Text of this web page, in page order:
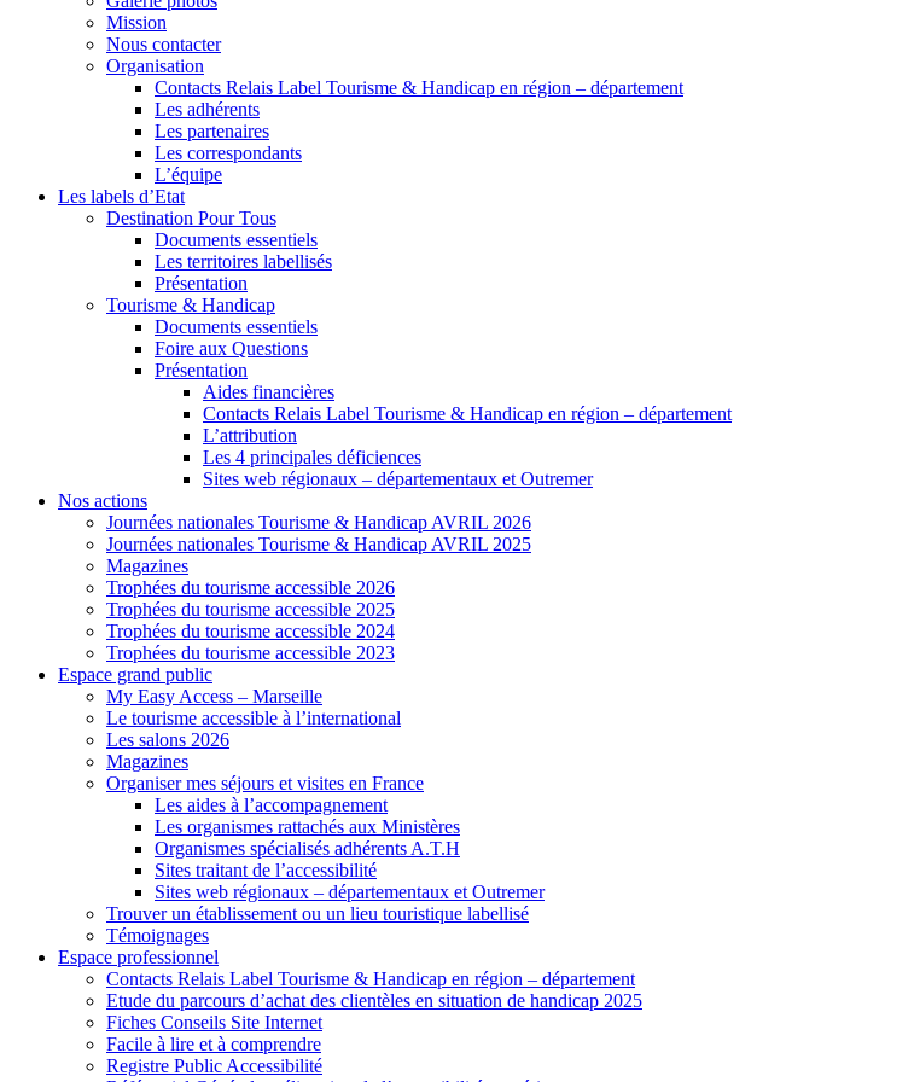
Mission
Nous contacter
Organisation
Contacts Relais Label Tourisme & Handicap en région – département
Les adhérents
Les partenaires
Les correspondants
L’équipe
Les labels d’Etat
Destination Pour Tous
Documents essentiels
Les territoires labellisés
Présentation
Tourisme & Handicap
Documents essentiels
Foire aux Questions
Présentation
Aides financières
Contacts Relais Label Tourisme & Handicap en région – département
L’attribution
Les 4 principales déficiences
Sites web régionaux – départementaux et Outremer
Nos actions
Journées nationales Tourisme & Handicap AVRIL 2026
Journées nationales Tourisme & Handicap AVRIL 2025
Magazines
Trophées du tourisme accessible 2026
Trophées du tourisme accessible 2025
Trophées du tourisme accessible 2024
Trophées du tourisme accessible 2023
Espace grand public
My Easy Access – Marseille
Le tourisme accessible à l’international
Les salons 2026
Magazines
Organiser mes séjours et visites en France
Les aides à l’accompagnement
Les organismes rattachés aux Ministères
Organismes spécialisés adhérents A.T.H
Sites traitant de l’accessibilité
Sites web régionaux – départementaux et Outremer
Trouver un établissement ou un lieu touristique labellisé
Témoignages
Espace professionnel
Contacts Relais Label Tourisme & Handicap en région – département
Etude du parcours d’achat des clientèles en situation de handicap 2025
Fiches Conseils Site Internet
Facile à lire et à comprendre
Registre Public Accessibilité